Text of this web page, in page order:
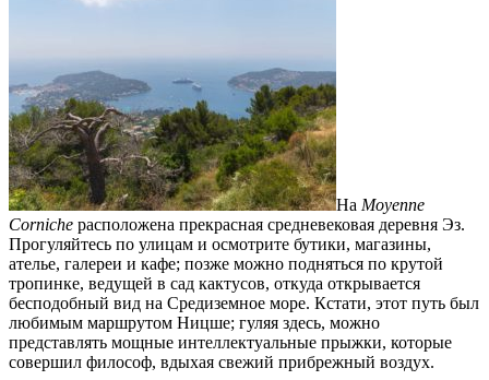
На Moyenne
Corniche расположена прекрасная средневековая деревня Эз.
Прогуляйтесь по улицам и осмотрите бутики, магазины,
ателье, галереи и кафе; позже можно подняться по крутой
тропинке, ведущей в сад кактусов, откуда открывается
бесподобный вид на Средиземное море. Кстати, этот путь был
любимым маршрутом Ницше; гуляя здесь, можно
представлять мощные интеллектуальные прыжки, которые
совершил философ, вдыхая свежий прибрежный воздух.